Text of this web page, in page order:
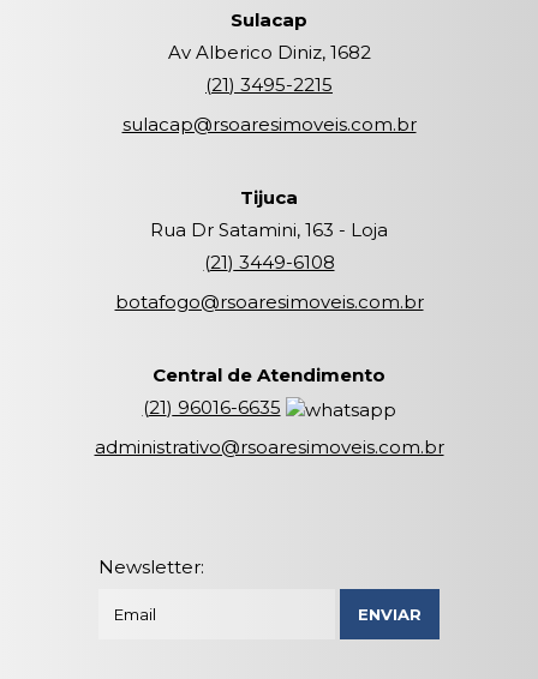
Sulacap
Av Alberico Diniz, 1682
(21) 3495-2215
sulacap@rsoaresimoveis.com.br
Tijuca
Rua Dr Satamini, 163 - Loja
(21) 3449-6108
botafogo@rsoaresimoveis.com.br
Central de Atendimento
(21) 96016-6635
administrativo@rsoaresimoveis.com.br
Newsletter: